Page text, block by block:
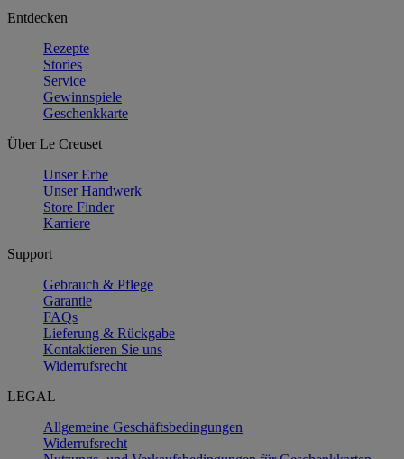
Entdecken
Rezepte
Stories
Service
Gewinnspiele
Geschenkkarte
Über Le Creuset
Unser Erbe
Unser Handwerk
Store Finder
Karriere
Support
Gebrauch & Pflege
Garantie
FAQs
Lieferung & Rückgabe
Kontaktieren Sie uns
Widerrufsrecht
LEGAL
Allgemeine Geschäftsbedingungen
Widerrufsrecht